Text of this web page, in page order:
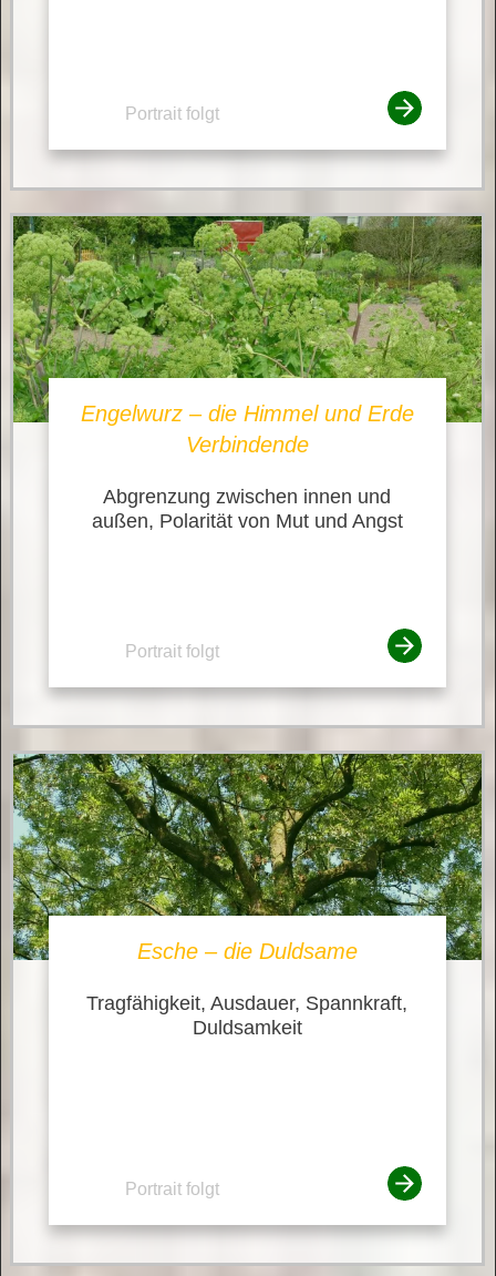
Portrait folgt
Engelwurz – die Himmel und Erde
Verbindende
Abgrenzung zwischen innen und
außen, Polarität von Mut und Angst
Portrait folgt
Esche – die Duldsame
Tragfähigkeit, Ausdauer, Spannkraft,
Duldsamkeit
Portrait folgt